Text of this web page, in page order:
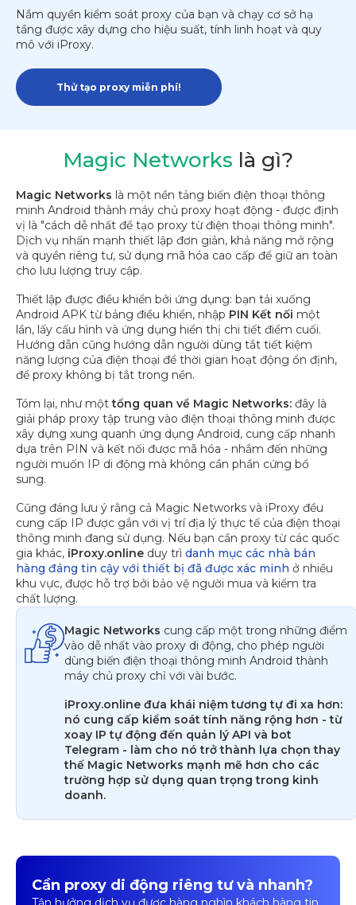
Nắm quyền kiểm soát proxy của bạn và chạy cơ sở hạ
tầng được xây dựng cho hiệu suất, tính linh hoạt và quy
mô với iProxy.
Thử tạo proxy miễn phí!
Magic Networks là gì?
Magic Networks là một nền tảng biến điện thoại thông
minh Android thành máy chủ proxy hoạt động - được định
vị là "cách dễ nhất để tạo proxy từ điện thoại thông minh".
Dịch vụ nhấn mạnh thiết lập đơn giản, khả năng mở rộng
và quyền riêng tư, sử dụng mã hóa cao cấp để giữ an toàn
cho lưu lượng truy cập.
Thiết lập được điều khiển bởi ứng dụng: bạn tải xuống
Android APK từ bảng điều khiển, nhập PIN Kết nối một
lần, lấy cấu hình và ứng dụng hiển thị chi tiết điểm cuối.
Hướng dẫn cũng hướng dẫn người dùng tắt tiết kiệm
năng lượng của điện thoại để thời gian hoạt động ổn định,
để proxy không bị tắt trong nền.
Tóm lại, như một tổng quan về Magic Networks: đây là
giải pháp proxy tập trung vào điện thoại thông minh được
xây dựng xung quanh ứng dụng Android, cung cấp nhanh
dựa trên PIN và kết nối được mã hóa - nhắm đến những
người muốn IP di động mà không cần phần cứng bổ
sung.
Cũng đáng lưu ý rằng cả Magic Networks và iProxy đều
cung cấp IP được gắn với vị trí địa lý thực tế của điện thoại
thông minh đang sử dụng. Nếu bạn cần proxy từ các quốc
gia khác, iProxy.online duy trì danh mục các nhà bán
hàng đáng tin cậy với thiết bị đã được xác minh ở nhiều
khu vực, được hỗ trợ bởi bảo vệ người mua và kiểm tra
chất lượng.
Magic Networks cung cấp một trong những điểm
vào dễ nhất vào proxy di động, cho phép người
dùng biến điện thoại thông minh Android thành
máy chủ proxy chỉ với vài bước.
iProxy.online đưa khái niệm tương tự đi xa hơn:
nó cung cấp kiểm soát tính năng rộng hơn - từ
xoay IP tự động đến quản lý API và bot
Telegram - làm cho nó trở thành lựa chọn thay
thế Magic Networks mạnh mẽ hơn cho các
trường hợp sử dụng quan trọng trong kinh
doanh.
Cần proxy di động riêng tư và nhanh?